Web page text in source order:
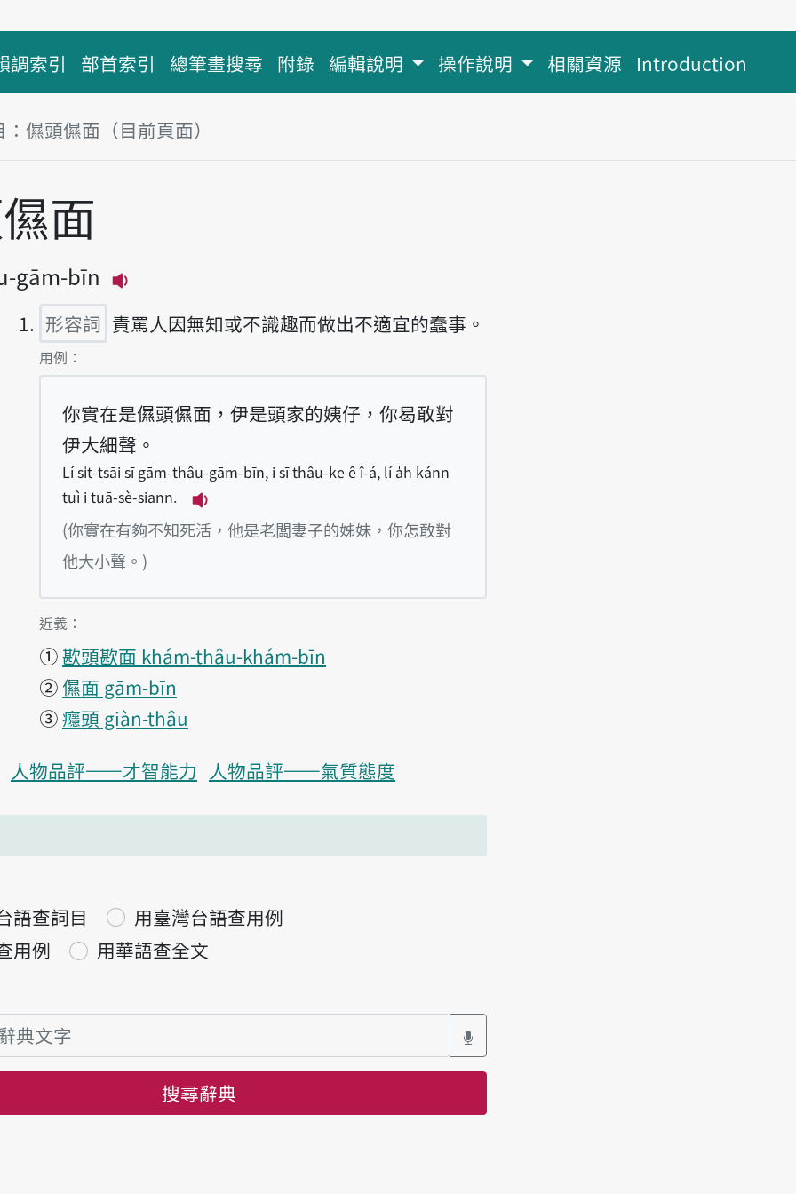
調索引 部首索引 總筆畫搜尋 附錄 編輯說明 操作說明 相關資源 Introduction
儑頭儑面（目前頁面）
面
gām-bīn
形容詞 責罵人因無知或不識趣而做出不適宜的蠢事。
第1項釋義的
用例：
你實在是儑頭儑面，伊是頭家的姨仔，你曷敢對
伊大細聲。
Lí si̍t-tsāi sī gām-thâu-gām-bīn, i sī thâu-ke ê î-á, lí a̍h kánn
tuì i tuā-sè-siann.
播放例句Lí si̍t-tsāi sī gām-thâu-gām-bīn, i sī thâu-ke ê î-á, lí a̍h kánn
(你實在有夠不知死活，他是老闆妻子的姊妹，你怎敢對
他大小聲。)
第1項釋義的
近義：
①歁頭歁面 khám-thâu-khám-bīn
②儑面 gām-bīn
③癮頭 giàn-thâu
人物品評——才智能力 人物品評——氣質態度
語查詞目
用臺灣台語查用例
用例
用華語查全文
搜尋辭典